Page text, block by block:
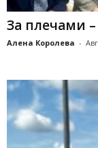
За плечами
Алена Королева -